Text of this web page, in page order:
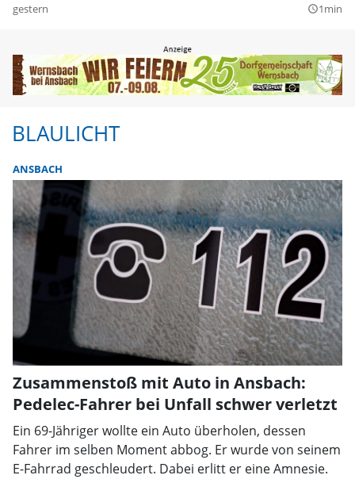
gestern query_builder1min
BLAULICHT
ANSBACH
Zusammenstoß mit Auto in Ansbach:
Pedelec-Fahrer bei Unfall schwer verletzt
Ein 69-Jähriger wollte ein Auto überholen, dessen
Fahrer im selben Moment abbog. Er wurde von seinem
E-Fahrrad geschleudert. Dabei erlitt er eine Amnesie.